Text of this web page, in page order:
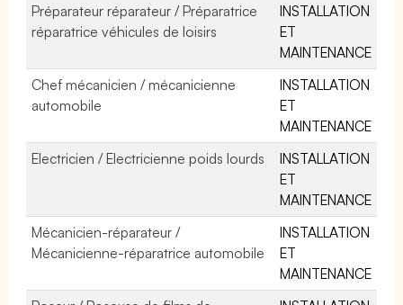
Préparateur réparateur / Préparatrice
réparatrice véhicules de loisirs
INSTALLATION
ET
MAINTENANCE
Chef mécanicien / mécanicienne
automobile
INSTALLATION
ET
MAINTENANCE
Electricien / Electricienne poids lourds
INSTALLATION
ET
MAINTENANCE
Mécanicien-réparateur /
Mécanicienne-réparatrice automobile
INSTALLATION
ET
MAINTENANCE